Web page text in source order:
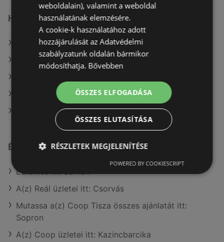
Hasonló kiskereskedők
A(z) BestByte ajánlatai
A(z) Media Markt ajánlatai
A(z) eMAG ajánlatai
A(z) Expert Electro ajánlatai
Érdeklődésre számot tartó elemek itt:
Euronics itt: Sárvári
A(z) Reál üzletei itt: Csorvás
Mutassa a(z) Coop Tisza összes ajánlatát itt:
Sopron
A(z) Coop üzletei itt: Kazincbarcika
weboldalain), valamint a weboldal
használatának elemzésére.
A cookie-k használatához adott
hozzájárulását az Adatvédelmi
szabályzatunk oldalán bármikor
módosíthatja. Bővebben
ÖSSZES ELFOGADÁSA
ÖSSZES ELUTASÍTÁSA
RÉSZLETEK MEGJELENÍTÉSE
POWERED BY COOKIESCRIPT